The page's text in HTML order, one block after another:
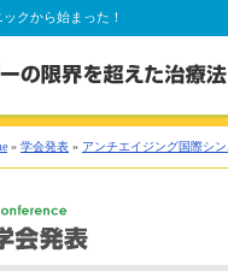
クから始まった！
» 学会発表 » アンチエイジング国際シ